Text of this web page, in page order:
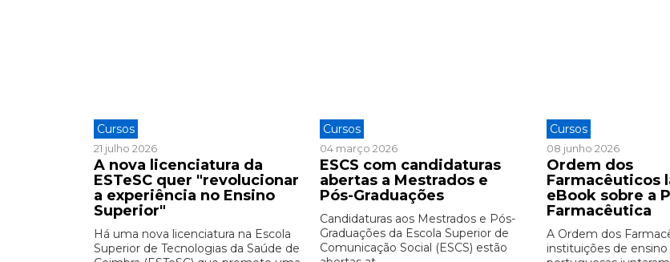
Cursos
21 julho 2026
A nova licenciatura da
ESTeSC quer "revolucionar
a experiência no Ensino
Superior"
Há uma nova licenciatura na Escola
Superior de Tecnologias da Saúde de
Cursos
04 março 2026
ESCS com candidaturas
abertas a Mestrados e
Pós-Graduações
Candidaturas aos Mestrados e Pós-
Graduações da Escola Superior de
Comunicação Social (ESCS) estão
Cursos
08 junho 2026
Ordem dos
Farmacêuticos
eBook sobre a
Farmacêutica
A Ordem dos
instituições de